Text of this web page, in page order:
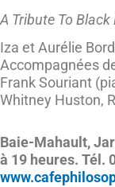
A Tribute To Black
Iza et Aurélie
Accompagnées
Frank Souriant
Whitney Huston,
Baie-Mahault,
à 19 heures. Tél.